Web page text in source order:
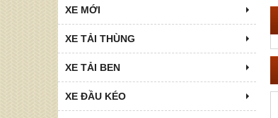
XE MỚI
XE TẢI THÙNG
XE TẢI BEN
XE ĐẦU KÉO